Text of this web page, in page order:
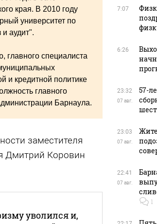
края. В 2010 году
университет по
и аудит".
главного специалиста
и кредитной политике
главного
Барнаула.
заместителя
Дмитрий Коровин
уволился и,
7:07
6:26
23:32
07 авг.
57-
23:03
07 авг.
22:41
07 авг.
1